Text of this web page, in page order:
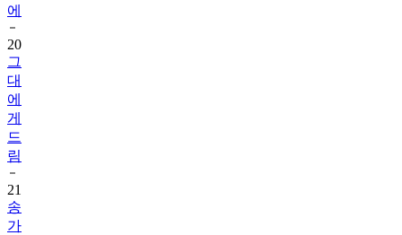
에
20
그
대
에
게
드
림
21
송
가